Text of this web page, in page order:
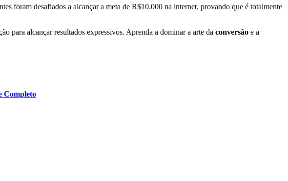
foram desafiados a alcançar a meta de R$10.000 na internet, provando que é totalmente
para alcançar resultados expressivos. Aprenda a dominar a arte da conversão e a
Completo